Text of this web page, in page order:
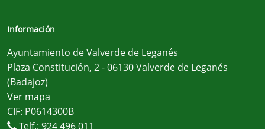
Información
Ayuntamiento de Valverde de Leganés
Plaza Constitución, 2 - 06130 Valverde de Leganés
(Badajoz)
Ver mapa
CIF: P0614300B
Telf.: 924 496 011